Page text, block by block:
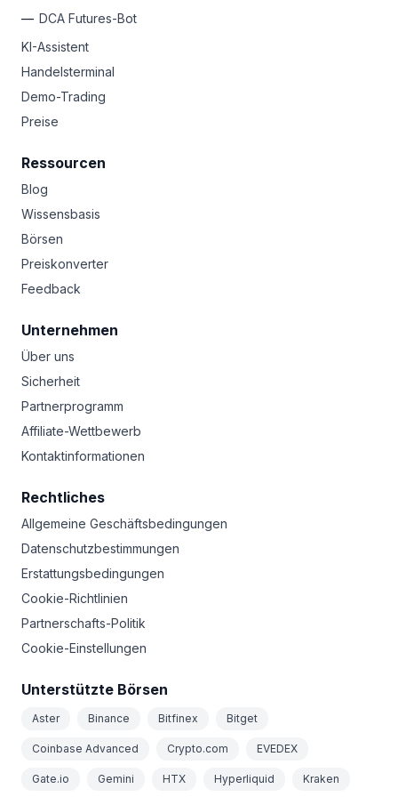
DCA Futures-Bot
KI-Assistent
Handelsterminal
Demo-Trading
Preise
Ressourcen
Blog
Wissensbasis
Börsen
Preiskonverter
Feedback
Unternehmen
Über uns
Sicherheit
Partnerprogramm
Affiliate-Wettbewerb
Kontaktinformationen
Rechtliches
Allgemeine Geschäftsbedingungen
Datenschutzbestimmungen
Erstattungsbedingungen
Cookie-Richtlinien
Partnerschafts-Politik
Cookie-Einstellungen
Unterstützte Börsen
Aster Binance Bitfinex Bitget
Coinbase Advanced Crypto.com EVEDEX
Gate.io Gemini HTX Hyperliquid Kraken